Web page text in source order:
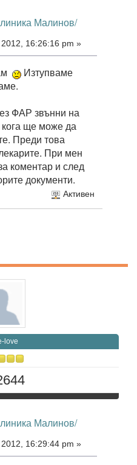
Малинов/
16:26:16 pm »
Изтупваме
ФАР звънни на
ще може да
Преди това
При мен
коментар и след
документи.
Активен
love
Малинов/
16:29:44 pm »